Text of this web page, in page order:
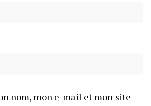
nom, mon e-mail et mon site